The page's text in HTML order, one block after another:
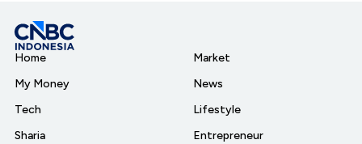
Home
My Money
Tech
Sharia
Market
News
Lifestyle
Entrepreneur